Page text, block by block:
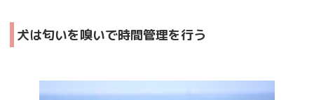
犬は匂いを嗅いで時間管理を行う